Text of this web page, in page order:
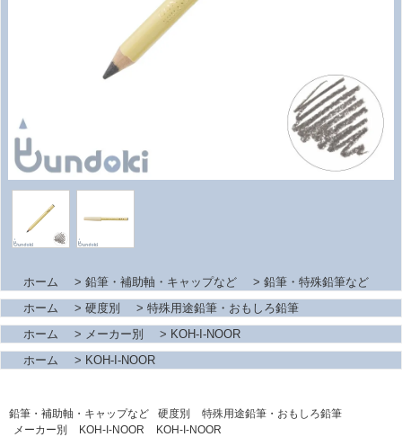
ホーム > 鉛筆・補助軸・キャップなど > 鉛筆・特殊鉛筆など
ホーム
> 硬度別 > 特殊用途鉛筆・おもしろ鉛筆
ホーム
> メーカー別 > KOH-I-NOOR
ホーム
> KOH-I-NOOR
鉛筆・補助軸・キャップなど 硬度別
特殊用途鉛筆・おもしろ鉛筆
メーカー別
KOH-I-NOOR KOH-I-NOOR